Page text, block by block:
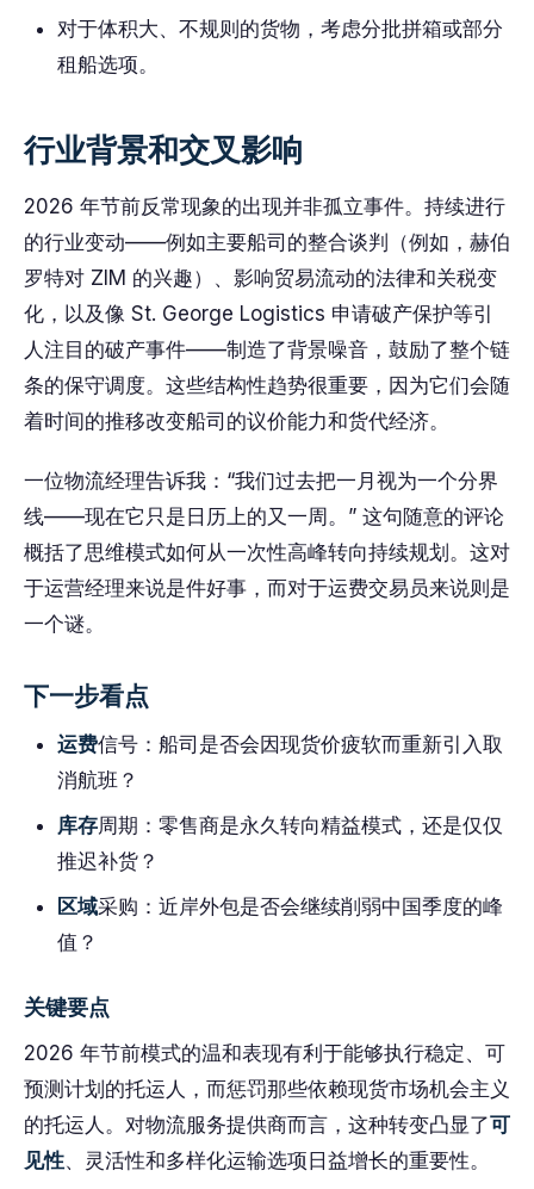
对于体积大、不规则的货物，考虑分批拼箱或部分
租船选项。
行业背景和交叉影响
2026 年节前反常现象的出现并非孤立事件。持续进行
的行业变动——例如主要船司的整合谈判（例如，赫伯
罗特对 ZIM 的兴趣）、影响贸易流动的法律和关税变
化，以及像 St. George Logistics 申请破产保护等引
人注目的破产事件——制造了背景噪音，鼓励了整个链
条的保守调度。这些结构性趋势很重要，因为它们会随
着时间的推移改变船司的议价能力和货代经济。
一位物流经理告诉我：“我们过去把一月视为一个分界
线——现在它只是日历上的又一周。” 这句随意的评论
概括了思维模式如何从一次性高峰转向持续规划。这对
于运营经理来说是件好事，而对于运费交易员来说则是
一个谜。
下一步看点
运费信号：船司是否会因现货价疲软而重新引入取
消航班？
库存周期：零售商是永久转向精益模式，还是仅仅
推迟补货？
区域采购：近岸外包是否会继续削弱中国季度的峰
值？
关键要点
2026 年节前模式的温和表现有利于能够执行稳定、可
预测计划的托运人，而惩罚那些依赖现货市场机会主义
的托运人。对物流服务提供商而言，这种转变凸显了可
见性、灵活性和多样化运输选项日益增长的重要性。